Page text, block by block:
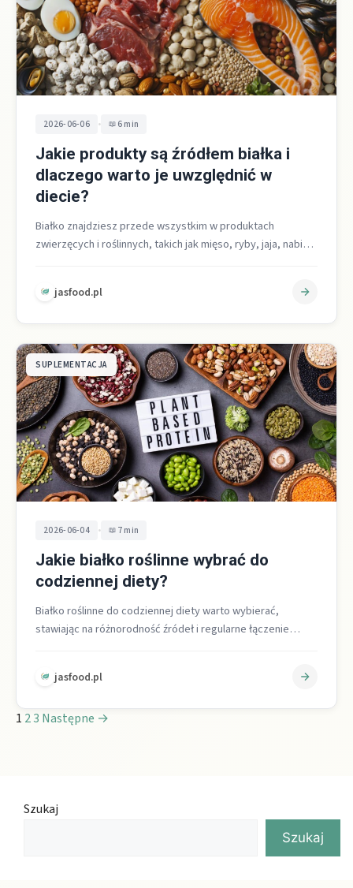
2026-06-06 • 6 min
Jakie produkty są źródłem białka i
dlaczego warto je uwzględnić w
diecie?
Białko znajdziesz przede wszystkim w produktach
zwierzęcych i roślinnych, takich jak mięso, ryby, jaja, nabiał
jasfood.pl
SUPLEMENTACJA
2026-06-04 • 7 min
Jakie białko roślinne wybrać do
codziennej diety?
Białko roślinne do codziennej diety warto wybierać,
stawiając na różnorodność źródeł i regularne łączenie
jasfood.pl
1 23 Następne →
Szukaj
Szukaj